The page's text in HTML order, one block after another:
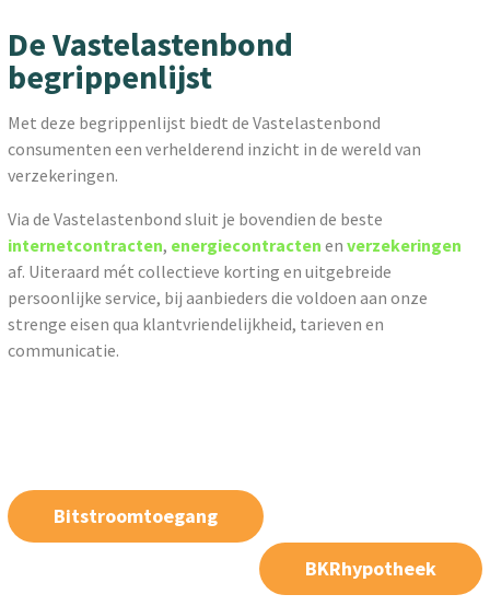
De Vastelastenbond
begrippenlijst
Met deze begrippenlijst biedt de Vastelastenbond
consumenten een verhelderend inzicht in de wereld van
verzekeringen.
Via de Vastelastenbond sluit je bovendien de beste
internetcontracten, energiecontracten enverzekeringen
af. Uiteraard mét collectieve korting en uitgebreide
persoonlijke service, bij aanbieders die voldoen aan onze
strenge eisen qua klantvriendelijkheid, tarieven en
communicatie.
Bitstroomtoegang
BKRhypotheek